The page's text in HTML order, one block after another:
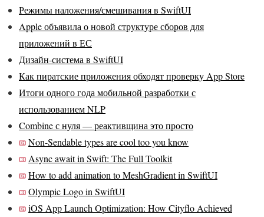
Режимы наложения/смешивания в SwiftUI
Apple объявила о новой структуре сборов для
приложений в ЕС
Дизайн-система в SwiftUI
Как пиратские приложения обходят проверку App Store
Итоги одного года мобильной разработки с
использованием NLP
Combine с нуля — реактивщина это просто
Non-Sendable types are cool too you know
Async await in Swift: The Full Toolkit
How to add animation to MeshGradient in SwiftUI
Olympic Logo in SwiftUI
iOS App Launch Optimization: How Cityflo Achieved